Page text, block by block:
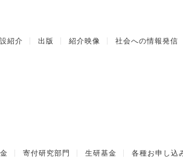
紹介 出版 紹介映像 社会への情報発信
寄付研究部門 生研基金 各種お申し込